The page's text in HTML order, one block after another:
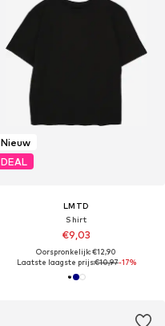
Nieuw
DEAL
LMTD
Shirt
€9,03
Oorspronkelijk: €12,90
Laatste laagste prijs:€10,97-17%